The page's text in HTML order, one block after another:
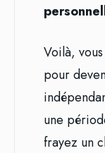
Voilà,
pour
une
frayez un